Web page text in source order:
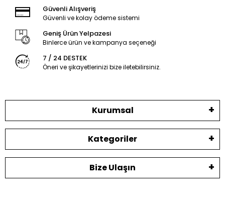
Güvenli Alışveriş
Güvenli ve kolay ödeme sistemi
Geniş Ürün Yelpazesi
Binlerce ürün ve kampanya seçeneği
7 / 24 DESTEK
Öneri ve şikayetlerinizi bize iletebilirsiniz.
Kurumsal
Kategoriler
Bize Ulaşın